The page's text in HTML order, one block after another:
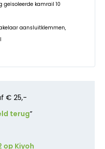
geïsoleerde kamrail 10
aansluitklemmen,
€ 25,-
terug”
op Kiyoh